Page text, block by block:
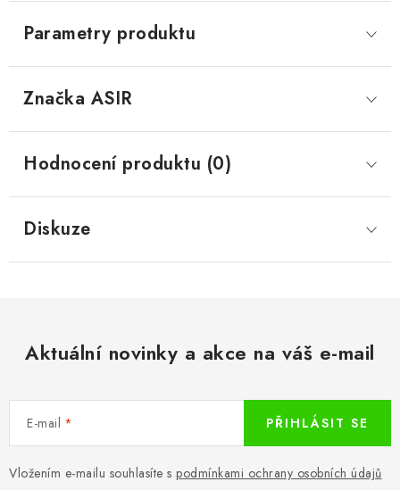
Parametry produktu
Značka ASIR
Hodnocení produktu (0)
Diskuze
Aktuální novinky a akce na váš e-mail
E-mail
Vložením e-mailu souhlasíte s podmínkami ochrany osobních údajů
PŘIHLÁSIT SE